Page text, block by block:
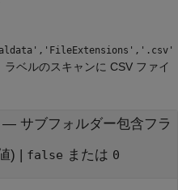
ベルのスキャンに CSV ファイ
— サブフォルダー包含フラ
) | false または 0